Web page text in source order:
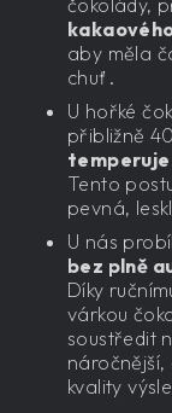
aby měla
chuť.
U hořké
přibližně
Tento
pevná,
U nás
bez plně
Díky
várkou
soustředit
náročnější,
kvality